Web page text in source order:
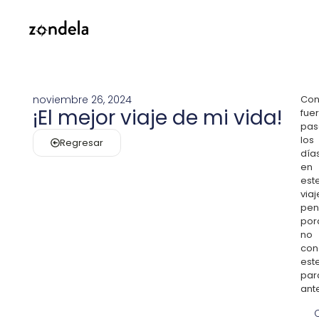
noviembre 26, 2024
¡El mejor viaje de mi vida!
Regresar
los
en
no